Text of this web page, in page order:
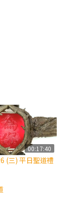
期避靜」—【逾
期避靜」—【逾
義與益處
果你的痛苦比快
老師
00:17:40
(三) 平日聖道禮